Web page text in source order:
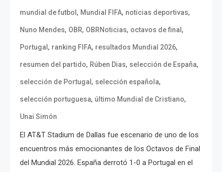
mundial de futbol , Mundial FIFA, noticias deportivas,
Nuno Mendes, OBR, OBRNoticias, octavos de final ,
Portugal , ranking FIFA, resultados Mundial 2026,
resumen del partido, Rúben Dias, selección de España,
selección de Portugal , selección española,
selección portuguesa, último Mundial de Cristiano,
Unai Simón
El AT&T Stadium de Dallas fue escenario de uno de los
encuentros más emocionantes de los Octavos de Final
del Mundial 2026. España derrotó 1-0 a Portugal en el